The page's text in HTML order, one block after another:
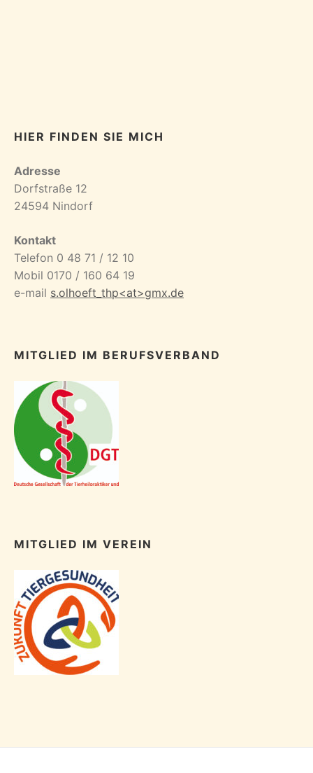
HIER FINDEN SIE MICH
Adresse
Dorfstraße 12
24594 Nindorf
Kontakt
Telefon 0 48 71 / 12 10
Mobil 0170 / 160 64 19
e-mail s.olhoeft_thp<at>gmx.de
MITGLIED IM BERUFSVERBAND
MITGLIED IM VEREIN